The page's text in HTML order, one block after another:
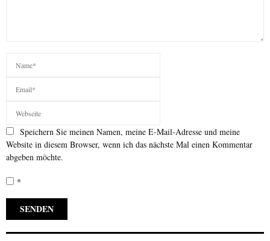
Speichern Sie meinen Namen, meine E-Mail-Adresse und meine
Website in diesem Browser, wenn ich das nächste Mal einen Kommentar
abgeben möchte.
*